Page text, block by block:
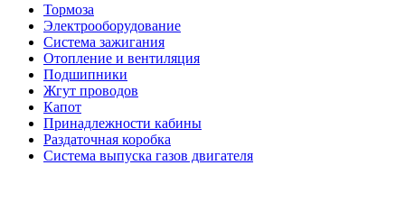
Тормоза
Электрооборудование
Система зажигания
Отопление и вентиляция
Подшипники
Жгут проводов
Капот
Принадлежности кабины
Раздаточная коробка
Система выпуска газов двигателя